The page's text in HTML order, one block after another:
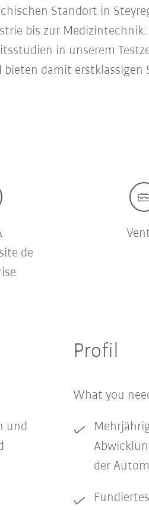
Standort in
bis zur
in unserem
damit
de
und
Profil
What you
der